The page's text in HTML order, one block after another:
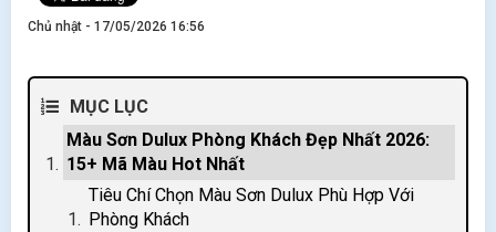
Chủ nhật - 17/05/2026 16:56
MỤC LỤC
Màu Sơn Dulux Phòng Khách Đẹp Nhất 2026:
15+ Mã Màu Hot Nhất
Tiêu Chí Chọn Màu Sơn Dulux Phù Hợp Với
Phòng Khách